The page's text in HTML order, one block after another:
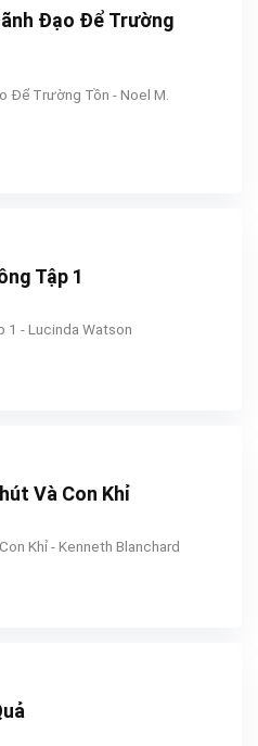
Đạo Để Trường
Để Trường Tồn - Noel M.
Tập 1
1 - Lucinda Watson
Và Con Khỉ
Khỉ - Kenneth Blanchard